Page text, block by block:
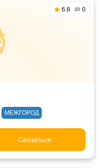
6.8 0
МЕЖГОРОД
Связаться